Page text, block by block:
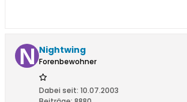
Nightwing
Forenbewohner
Dabei seit: 10.07.2003